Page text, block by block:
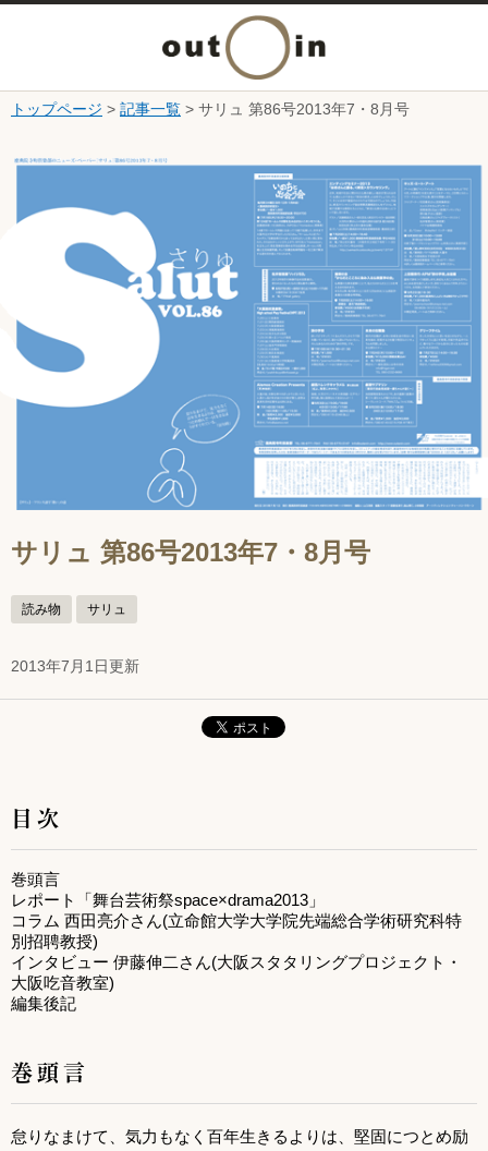
本文へ
ニ
ュ
ー
く
トップページ > 記事一覧 > サリュ 第86号2013年7・8月号
サリュ 第86号2013年7・8月号
読み物 サリュ
2013年7月1日更新
目次
巻頭言
レポート「舞台芸術祭space×drama2013」
コラム 西田亮介さん(立命館大学大学院先端総合学術研究科特
別招聘教授)
インタビュー 伊藤伸二さん(大阪スタタリングプロジェクト・
大阪吃音教室)
編集後記
巻頭言
怠りなまけて、気力もなく百年生きるよりは、堅固につとめ励